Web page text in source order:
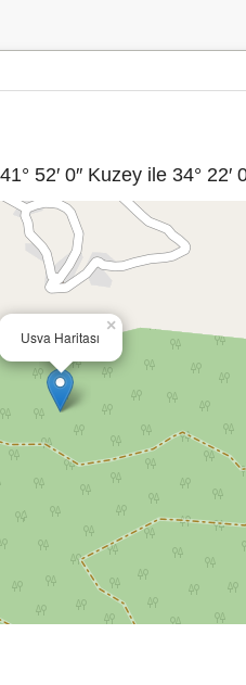
52′ 0″ Kuzey ile 34° 22′
Usva Haritası
×